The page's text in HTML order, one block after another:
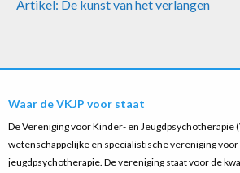
Artikel: De kunst van het verlangen
Waar de VKJP voor staat
De Vereniging voor Kinder- en Jeugdpsychotherapie
wetenschappelijke en specialistische vereniging
jeugdpsychotherapie. De vereniging staat voor de